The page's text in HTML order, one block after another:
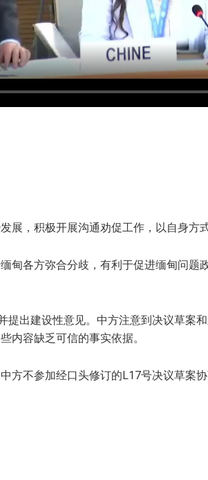
展，积极开展沟通劝促工作，以自身方
甸各方弥合分歧，有利于促进缅甸问
提出建设性意见。中方注意到决议草案
内容缺乏可信的事实依据。
方不参加经口头修订的L17号决议草案协